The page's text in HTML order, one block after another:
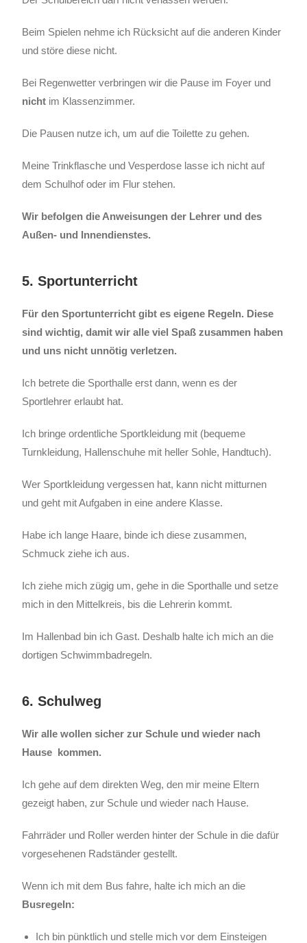
Beim Spielen nehme ich Rücksicht auf die anderen Kinder
und störe diese nicht.
Bei Regenwetter verbringen wir die Pause im Foyer und
nicht im Klassenzimmer.
Die Pausen nutze ich, um auf die Toilette zu gehen.
Meine Trinkflasche und Vesperdose lasse ich nicht auf
dem Schulhof oder im Flur stehen.
Wir befolgen die Anweisungen der Lehrer und des
Außen- und Innendienstes.
5. Sportunterricht
Für den Sportunterricht gibt es eigene Regeln. Diese
sind wichtig, damit wir alle viel Spaß zusammen haben
und uns nicht unnötig verletzen.
Ich betrete die Sporthalle erst dann, wenn es der
Sportlehrer erlaubt hat.
Ich bringe ordentliche Sportkleidung mit (bequeme
Turnkleidung, Hallenschuhe mit heller Sohle, Handtuch).
Wer Sportkleidung vergessen hat, kann nicht mitturnen
und geht mit Aufgaben in eine andere Klasse.
Habe ich lange Haare, binde ich diese zusammen,
Schmuck ziehe ich aus.
Ich ziehe mich zügig um, gehe in die Sporthalle und setze
mich in den Mittelkreis, bis die Lehrerin kommt.
Im Hallenbad bin ich Gast. Deshalb halte ich mich an die
dortigen Schwimmbadregeln.
6. Schulweg
Wir alle wollen sicher zur Schule und wieder nach
Hause kommen.
Ich gehe auf dem direkten Weg, den mir meine Eltern
gezeigt haben, zur Schule und wieder nach Hause.
Fahrräder und Roller werden hinter der Schule in die dafür
vorgesehenen Radständer gestellt.
Wenn ich mit dem Bus fahre, halte ich mich an die
Busregeln:
Ich bin pünktlich und stelle mich vor dem Einsteigen